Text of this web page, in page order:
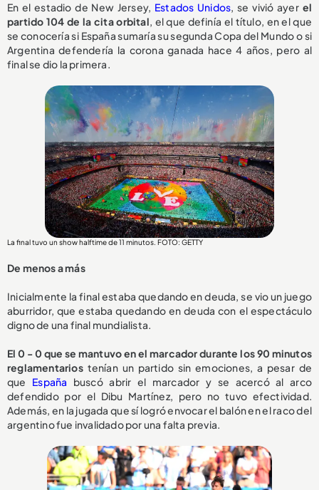
En el estadio de New Jersey, Estados Unidos, se vivió ayerel
partido 104 de la cita orbital, el que definía el título, en el que
se conocería si España sumaría su segunda Copa del Mundo o si
Argentina defendería la corona ganada hace 4 años, pero al
final se dio la primera.
La final tuvo un show halftime de 11 minutos. FOTO: GETTY
De menos a más
Inicialmente la final estaba quedando en deuda, se vio un juego
aburridor, que estaba quedando en deuda con el espectáculo
digno de una final mundialista.
El 0 - 0 que se mantuvo en el marcador durante los 90 minutos
reglamentariostenían un partido sin emociones, a pesar de
que España buscó abrir el marcador y se acercó al arco
defendido por el Dibu Martínez, pero no tuvo efectividad.
Además, en la jugada que sí logró envocar el balón en el raco del
argentino fue invalidado por una falta previa.